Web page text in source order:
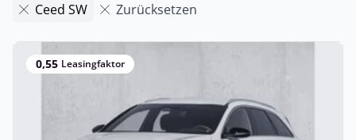
Ceed SW Zurücksetzen
0,55 Leasingfaktor